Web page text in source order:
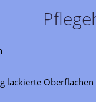
lackierte Oberflächen